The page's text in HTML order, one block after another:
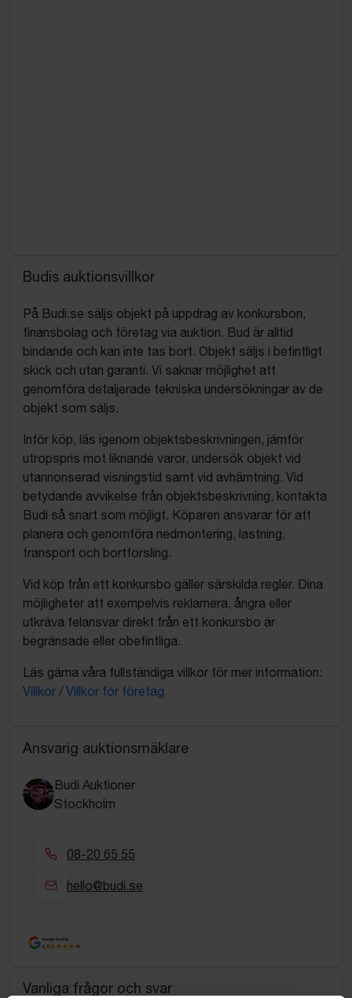
Budis auktionsvillkor
På Budi.se säljs objekt på uppdrag av konkursbon,
finansbolag och företag via auktion. Bud är alltid
bindande och kan inte tas bort. Objekt säljs i befintligt
skick och utan garanti. Vi saknar möjlighet att
genomföra detaljerade tekniska undersökningar av de
objekt som säljs.
Inför köp, läs igenom objektsbeskrivningen, jämför
utropspris mot liknande varor, undersök objekt vid
utannonserad visningstid samt vid avhämtning. Vid
betydande avvikelse från objektsbeskrivning, kontakta
Budi så snart som möjligt. Köparen ansvarar för att
planera och genomföra nedmontering, lastning,
transport och bortforsling.
Vid köp från ett konkursbo gäller särskilda regler. Dina
möjligheter att exempelvis reklamera, ångra eller
utkräva felansvar direkt från ett konkursbo är
begränsade eller obefintliga.
Läs gärna våra fullständiga villkor för mer information:
Villkor / Villkor för företag
Ansvarig auktionsmäklare
Budi Auktioner
Stockholm
08-20 65 55
hello@budi.se
Google Rating
4.5
Vanliga frågor och svar